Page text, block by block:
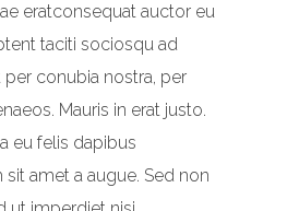
eratconsequat auctor eu
taciti sociosqu ad
conubia nostra, per
Mauris in erat justo.
eu felis dapibus
amet a augue. Sed non